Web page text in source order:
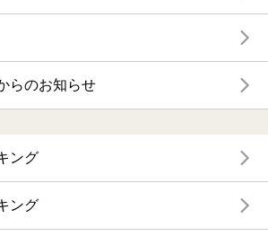
らのお知らせ
ング
ング